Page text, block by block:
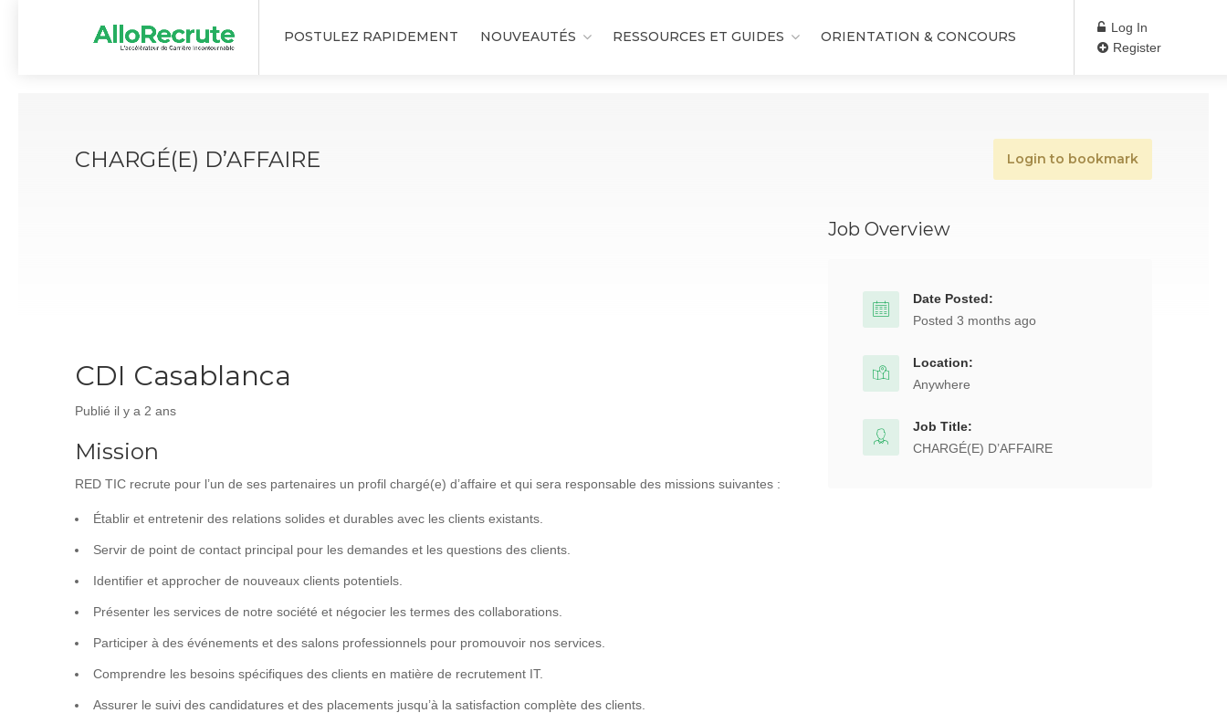
POSTULEZ RAPIDEMENT NOUVEAUTÉS RESSOURCES ET GUIDES ORIENTATION & CONCOURS
Log In
Register
CHARGÉ(E) D’AFFAIRE Login to bookmark
CDI Casablanca
Publié il y a 2 ans
Mission
RED TIC recrute pour l’un de ses partenaires un profil chargé(e) d’affaire et qui sera responsable des missions suivantes :
Établir et entretenir des relations solides et durables avec les clients existants.
Servir de point de contact principal pour les demandes et les questions des clients.
Identifier et approcher de nouveaux clients potentiels.
Présenter les services de notre société et négocier les termes des collaborations.
Participer à des événements et des salons professionnels pour promouvoir nos services.
Comprendre les besoins spécifiques des clients en matière de recrutement IT.
Assurer le suivi des candidatures et des placements jusqu’à la satisfaction complète des clients.
Job Overview
Date Posted:
Posted 3 months ago
Location:
Anywhere
Job Title:
CHARGÉ(E) D’AFFAIRE